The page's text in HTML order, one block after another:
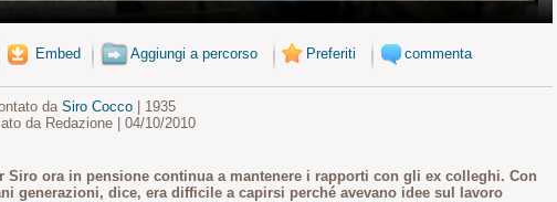
Embed Aggiungi a percorso Preferiti commenta
da Siro Cocco| 1935
da Redazione | 04/10/2010
Siro ora in pensione continua a mantenere i rapporti con gli ex colleghi. Con
generazioni, dice, era difficile a capirsi perché avevano idee sul lavoro